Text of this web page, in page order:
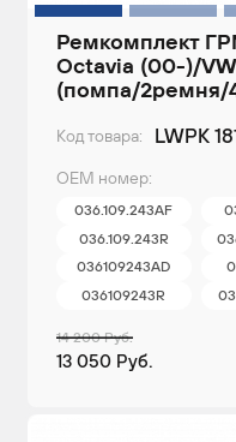
Ремкомплект
Octavia (00-)/
(помпа/2ремня/
Код товара: LWPK
ОЕМ номер:
036.109.243AF
036.109.243R
036109243AD
036109243R
14 200 Руб.
13 050 Руб.